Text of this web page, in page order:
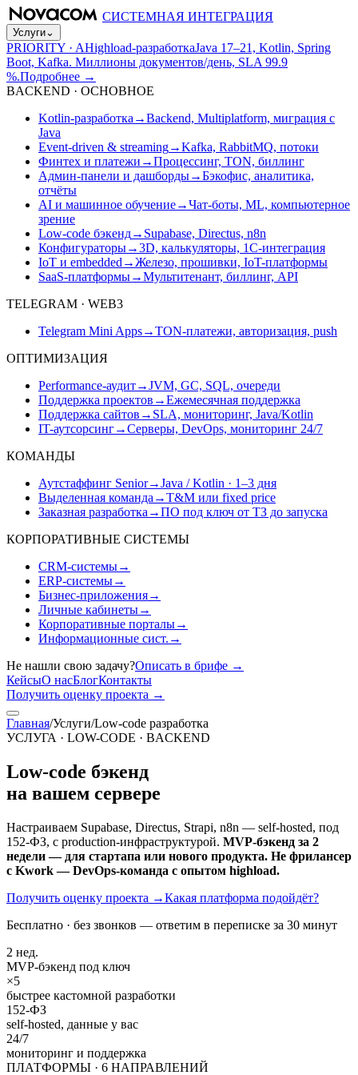
СИСТЕМНАЯ ИНТЕГРАЦИЯ
Услуги⌄
PRIORITY · AHighload-разработкаJava 17–21, Kotlin, Spring
Boot, Kafka. Миллионы документов/день, SLA 99.9
%.Подробнее →
BACKEND · ОСНОВНОЕ
Kotlin-разработка →Backend, Multiplatform, миграция с
Java
Event-driven & streaming→Kafka, RabbitMQ, потоки
Финтех и платежи →Процессинг, TON, биллинг
Админ-панели и дашборды→Бэкофис, аналитика,
отчёты
AI и машинное обучение→Чат-боты, ML, компьютерное
зрение
Low-code бэкенд→ Supabase, Directus, n8n
Конфигураторы→3D, калькуляторы, 1С-интеграция
IoT и embedded →Железо, прошивки, IoT-платформы
SaaS-платформы→Мультитенант, биллинг, API
TELEGRAM · WEB3
Telegram Mini Apps→TON-платежи, авторизация, push
ОПТИМИЗАЦИЯ
Performance-аудит→JVM, GC, SQL, очереди
Поддержка проектов →Ежемесячная поддержка
Поддержка сайтов → SLA, мониторинг, Java/Kotlin
IT-аутсорсинг→Серверы, DevOps, мониторинг 24/7
КОМАНДЫ
Аутстаффинг Senior→Java / Kotlin · 1–3 дня
Выделенная команда →T&M или fixed price
Заказная разработка →ПО под ключ от ТЗ до запуска
КОРПОРАТИВНЫЕ СИСТЕМЫ
CRM-системы→
ERP-системы→
Бизнес-приложения→
Личные кабинеты→
Корпоративные порталы→
Информационные сист. →
Не нашли свою задачу?Описать в брифе →
КейсыО насБлогКонтакты
Получить оценку проекта →
Главная/Услуги/Low-code разработка
УСЛУГА · LOW-CODE · BACKEND
Low-code бэкенд
на вашем сервере
Настраиваем Supabase, Directus, Strapi, n8n — self-hosted, под
152-ФЗ, с production-инфраструктурой. MVP-бэкенд за 2
недели — для стартапа или нового продукта. Не фрилансер
с Kwork — DevOps-команда с опытом highload.
Получить оценку проекта →Какая платформа подойдёт?
Бесплатно · без звонков — ответим в переписке за 30 минут
2 нед.
MVP-бэкенд под ключ
×5
быстрее кастомной разработки
152-ФЗ
self-hosted, данные у вас
24/7
мониторинг и поддержка
ПЛАТФОРМЫ · 6 НАПРАВЛЕНИЙ